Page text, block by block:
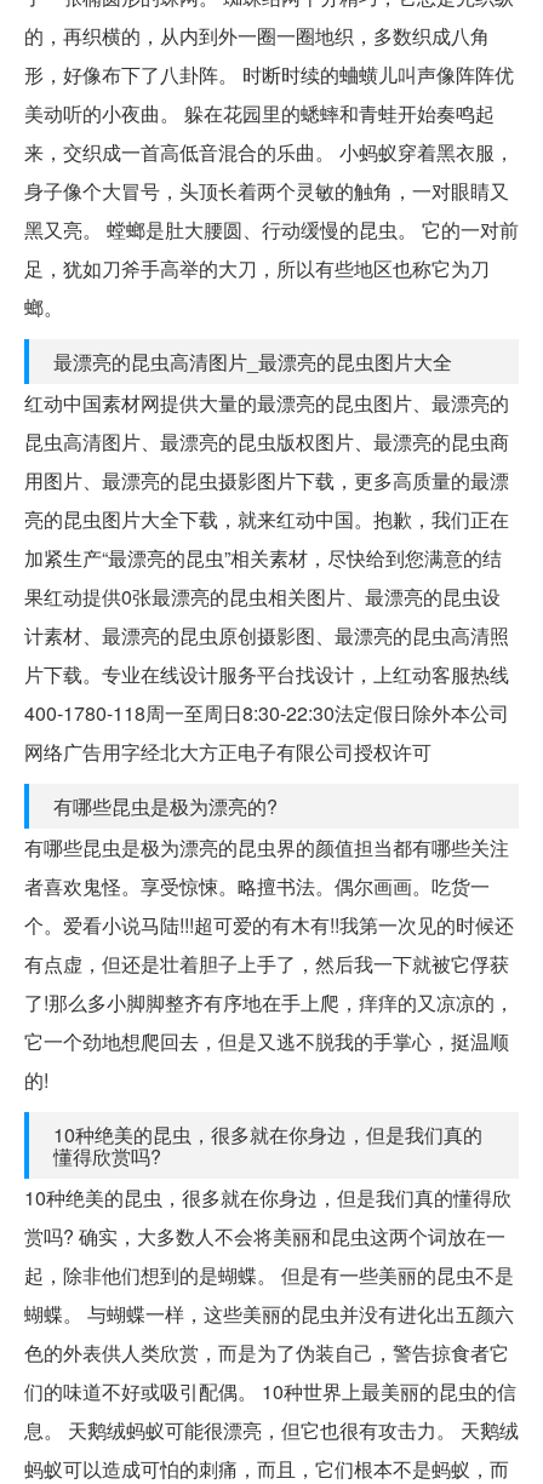
的，再织横的，从内到外一圈一圈地织，多数织成八角
形，好像布下了八卦阵。 时断时续的蛐蟥儿叫声像阵阵优
美动听的小夜曲。 躲在花园里的蟋蟀和青蛙开始奏鸣起
来，交织成一首高低音混合的乐曲。 小蚂蚁穿着黑衣服，
身子像个大冒号，头顶长着两个灵敏的触角，一对眼睛又
黑又亮。 螳螂是肚大腰圆、行动缓慢的昆虫。 它的一对前
足，犹如刀斧手高举的大刀，所以有些地区也称它为刀
螂。
最漂亮的昆虫高清图片_最漂亮的昆虫图片大全
红动中国素材网提供大量的最漂亮的昆虫图片、最漂亮的
昆虫高清图片、最漂亮的昆虫版权图片、最漂亮的昆虫商
用图片、最漂亮的昆虫摄影图片下载，更多高质量的最漂
亮的昆虫图片大全下载，就来红动中国。抱歉，我们正在
加紧生产“最漂亮的昆虫”相关素材，尽快给到您满意的结
果红动提供0张最漂亮的昆虫相关图片、最漂亮的昆虫设
计素材、最漂亮的昆虫原创摄影图、最漂亮的昆虫高清照
片下载。专业在线设计服务平台找设计，上红动客服热线
400-1780-118周一至周日8:30-22:30法定假日除外本公司
网络广告用字经北大方正电子有限公司授权许可
有哪些昆虫是极为漂亮的?
有哪些昆虫是极为漂亮的昆虫界的颜值担当都有哪些关注
者喜欢鬼怪。享受惊悚。略擅书法。偶尔画画。吃货一
个。爱看小说马陆!!!超可爱的有木有!!我第一次见的时候还
有点虚，但还是壮着胆子上手了，然后我一下就被它俘获
了!那么多小脚脚整齐有序地在手上爬，痒痒的又凉凉的，
它一个劲地想爬回去，但是又逃不脱我的手掌心，挺温顺
的!
10种绝美的昆虫，很多就在你身边，但是我们真的
懂得欣赏吗?
10种绝美的昆虫，很多就在你身边，但是我们真的懂得欣
赏吗? 确实，大多数人不会将美丽和昆虫这两个词放在一
起，除非他们想到的是蝴蝶。 但是有一些美丽的昆虫不是
蝴蝶。 与蝴蝶一样，这些美丽的昆虫并没有进化出五颜六
色的外表供人类欣赏，而是为了伪装自己，警告掠食者它
们的味道不好或吸引配偶。 10种世界上最美丽的昆虫的信
息。 天鹅绒蚂蚁可能很漂亮，但它也很有攻击力。 天鹅绒
蚂蚁可以造成可怕的刺痛，而且，它们根本不是蚂蚁，而